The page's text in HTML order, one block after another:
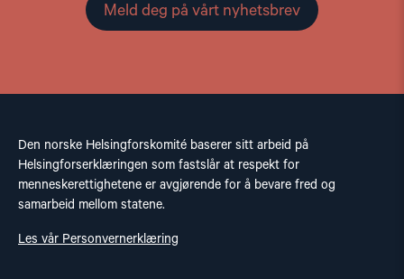
Meld deg på vårt nyhetsbrev
Den norske Helsingforskomité baserer sitt arbeid på
Helsingforserklæringen som fastslår at respekt for
menneskerettighetene er avgjørende for å bevare fred og
samarbeid mellom statene.
Les vår Personvernerklæring